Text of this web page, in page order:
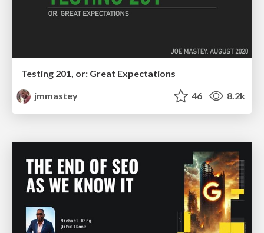
Testing 201, or: Great Expectations
jmmastey
46 8.2k